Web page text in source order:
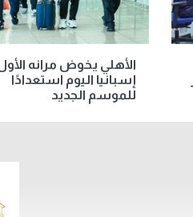
الأهلي يخوض مرانه
إسبانيا اليوم استعدادًا
للموسم الجديد